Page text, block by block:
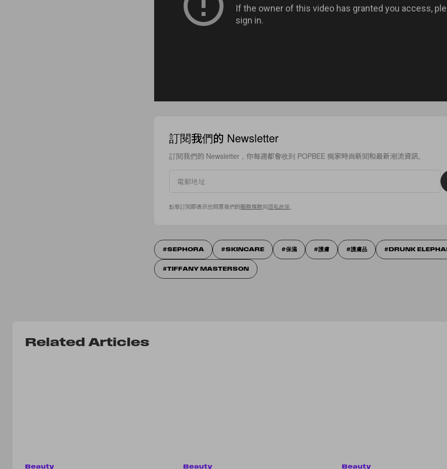
訂閱我們的 Newsletter
訂閱我們的 Newsletter，你每週都會收到 POPBEE 獨家時尚新聞和最新潮流資訊。
點擊訂閱即表示您同意我們的服務條款與隱私政策。
SEPHORA SKINCARE 保濕 護膚 護膚品 DRUNK
TIFFANY MASTERSON
Related Articles
Beauty Beauty Beauty